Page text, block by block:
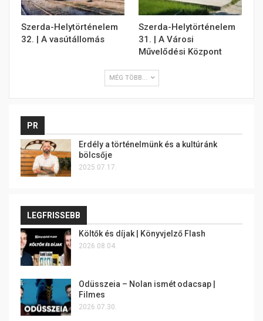
Szerda-Helytörténelem
32. | A vasútállomás
Szerda-Helytörténelem
31. | A Városi
Művelődési Központ
MÉG TÖBB...
PR
Erdély a történelmünk és a kultúránk
bölcsője
2025.07.17.
LEGFRISSEBB
Költők és díjak | Könyvjelző Flash
2026.08.04.
Odüsszeia – Nolan ismét odacsap |
Filmes
2026.07.30.